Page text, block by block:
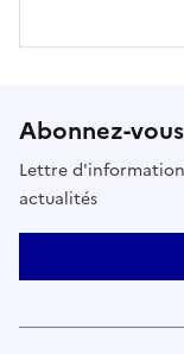
Abonnez-
Lettre
actualités